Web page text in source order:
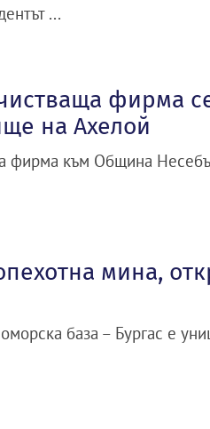
...
фирма
на Ахелой
фирма към Община
мина,
база – Бургас е